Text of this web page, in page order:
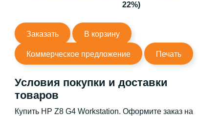
22%)
Заказать В корзину
Коммерческое предложение Печать
Условия покупки и доставки
товаров
Купить HP Z8 G4 Workstation. Оформите заказ на